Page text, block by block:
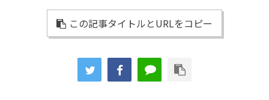
この記事タイトルとURLをコピー